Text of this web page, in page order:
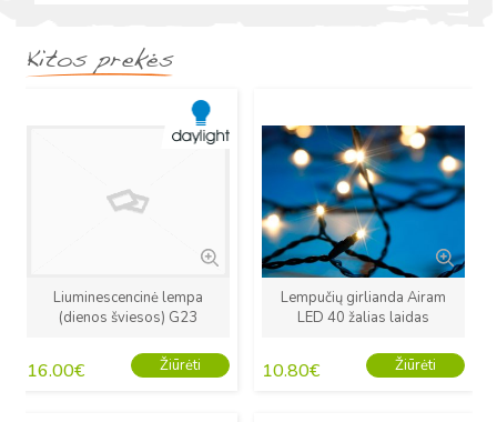
Kitos prekės
Liuminescencinė lempa
(dienos šviesos) G23
16.00€ Žiūrėti
Lempučių girlianda Airam
LED 40 žalias laidas
10.80€ Žiūrėti